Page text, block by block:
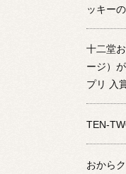
ッキー
十二堂
ージ）
プリ 入
TEN-
おから